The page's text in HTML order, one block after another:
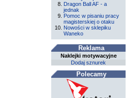
Dragon Ball AF - a
jednak
Pomoc w pisaniu pracy
magisterskiej o otaku
Nowości w sklepiku
Waneko
Reklama
Naklejki motywacyjne
Dodaj sznurek
Polecamy